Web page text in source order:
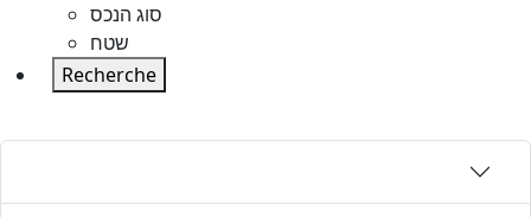
סוג הנכס
שטח
Recherche